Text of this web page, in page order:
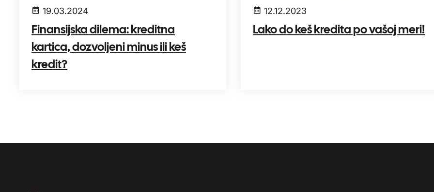
19.03.2024
Finansijska dilema: kreditna
kartica, dozvoljeni minus ili keš
kredit?
12.12.2023
Lako do keš kredita po vašoj meri!